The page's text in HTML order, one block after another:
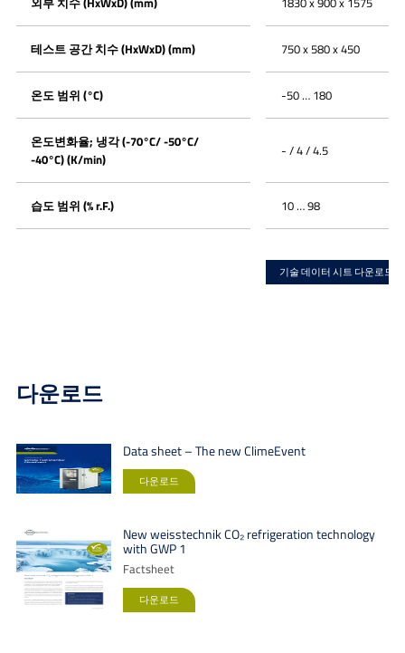
테스트 공간 치수 (HxWxD) (mm) 750 x 580 x 450
온도 범위 (°C) -50 … 180
온도변화율; 냉각 (-70°C/ -50°C/
-40°C) (K/min)
- / 4 / 4.5
습도 범위 (% r.F.) 10 … 98
기술 데이터 시트 다운로드
다운로드
Data sheet – The new ClimeEvent
다운로드
New weisstechnik CO₂ refrigeration technology
with GWP 1
Factsheet
다운로드